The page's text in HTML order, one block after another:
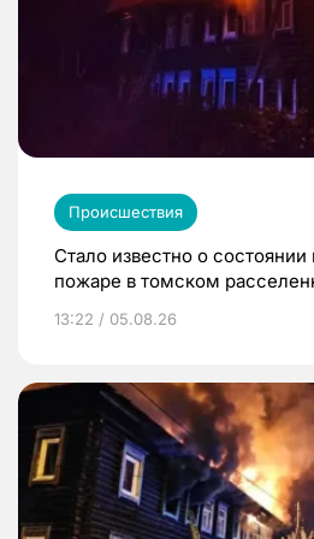
Происшествия
Стало известно о
пожаре в томском
13:22 / 05.08.26